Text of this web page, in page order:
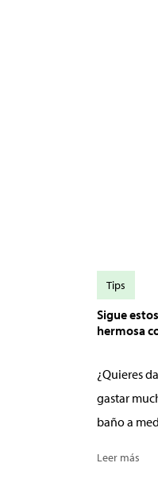
Sigue
hermosa
¿Quieres
gastar
baño a
Leer más
Tips